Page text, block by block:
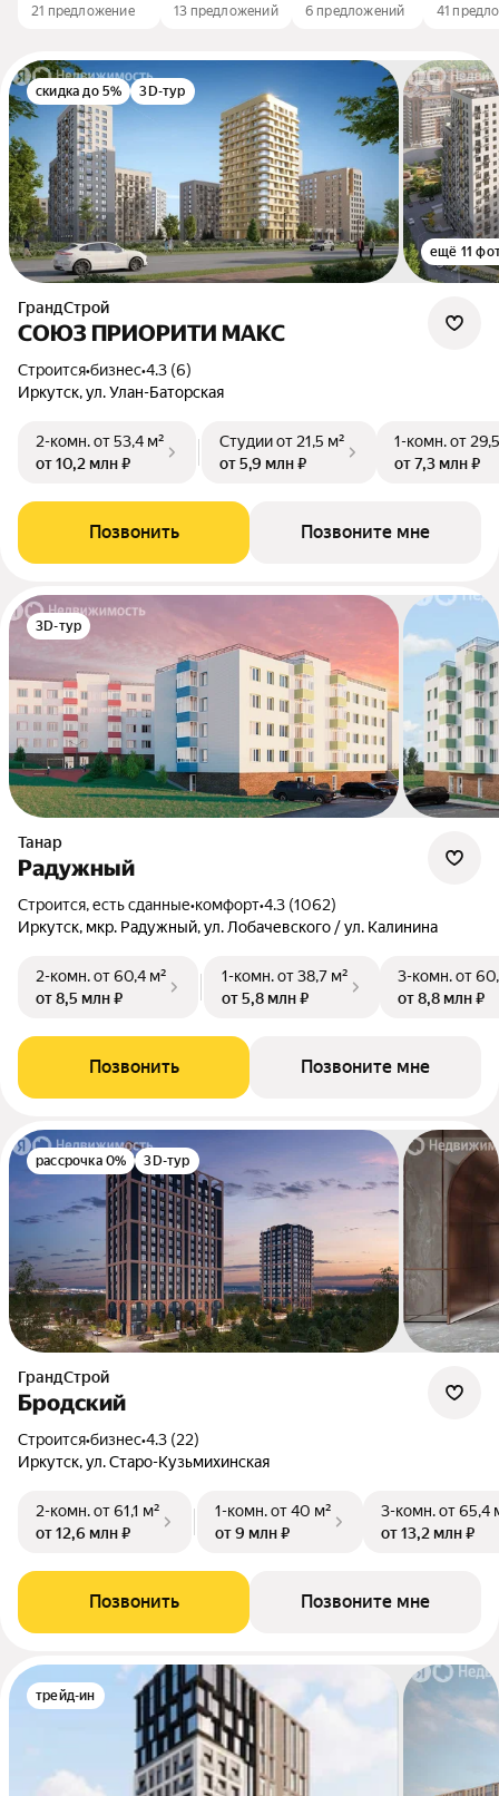
21 предложение 13 предложений 6 предложений 41
скидка до 5% 3D-тур
ещё 11
ГрандСтрой
СОЮЗ ПРИОРИТИ МАКС
Строится•бизнес•4.3 (6)
Иркутск, ул. Улан-Баторская
2-комн.от 53,4 м²
от 10,2 млн ₽
Студииот 21,5 м²
от 5,9 млн ₽
1-комн.от
от 7,3 млн ₽
Позвонить Позвоните мне
3D-тур
Танар
Радужный
Строится, есть сданные•комфорт•4.3 (1062)
Иркутск, мкр. Радужный, ул. Лобачевского / ул. Калинина
2-комн.от 60,4 м²
от 8,5 млн ₽
1-комн.от 38,7 м²
от 5,8 млн ₽
3-комн.от
от 8,8 млн ₽
Позвонить Позвоните мне
рассрочка 0% 3D-тур
ГрандСтрой
Бродский
Строится•бизнес•4.3 (22)
Иркутск, ул. Старо-Кузьмихинская
2-комн.от 61,1 м²
от 12,6 млн ₽
1-комн.от 40 м²
от 9 млн ₽
3-комн.от 65,4
от 13,2 млн ₽
Позвонить Позвоните мне
трейд-ин